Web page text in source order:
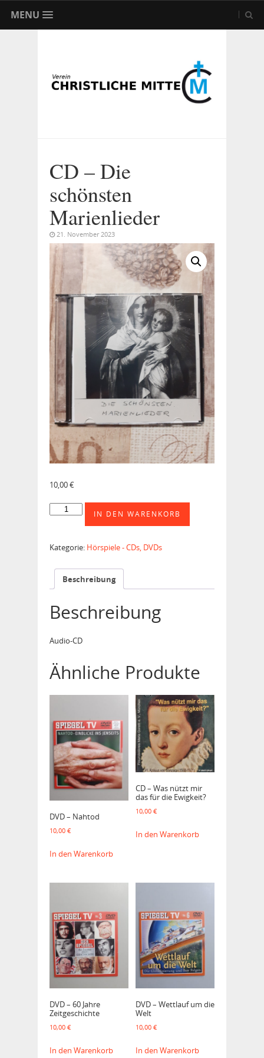
MENU
CD – Die
schönsten
Marienlieder
21. November 2023
10,00€
schönsten
Marienlieder
Menge
IN DEN WARENKORB
Kategorie: Hörspiele - CDs, DVDs
Beschreibung
Beschreibung
Audio-CD
Ähnliche Produkte
DVD – Nahtod
10,00 €
In den Warenkorb
CD – Was nützt mir
das für die Ewigkeit?
10,00 €
In den Warenkorb
DVD – 60 Jahre
Zeitgeschichte
10,00 €
In den Warenkorb
DVD – Wettlauf um die
Welt
10,00 €
In den Warenkorb